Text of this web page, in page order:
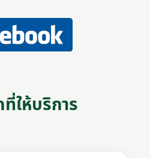
ให้บริการ